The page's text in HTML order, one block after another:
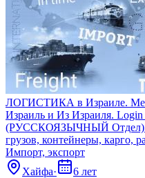
ЛОГИСТИКА в Израиле.
Израиль и Из Израиля.
(РУССКОЯЗЫЧНЫЙ
грузов, контейнеры, карго,
Импорт, экспорт
Хайфа·
6 лет